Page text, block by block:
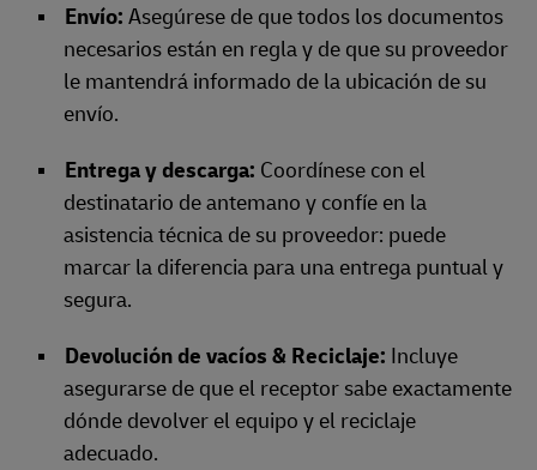
Envío: Asegúrese de que todos los documentos
necesarios están en regla y de que su proveedor
le mantendrá informado de la ubicación de su
envío.
Entrega y descarga: Coordínese con el
destinatario de antemano y confíe en la
asistencia técnica de su proveedor: puede
marcar la diferencia para una entrega puntual y
segura.
Devolución de vacíos & Reciclaje: Incluye
asegurarse de que el receptor sabe exactamente
dónde devolver el equipo y el reciclaje
adecuado.